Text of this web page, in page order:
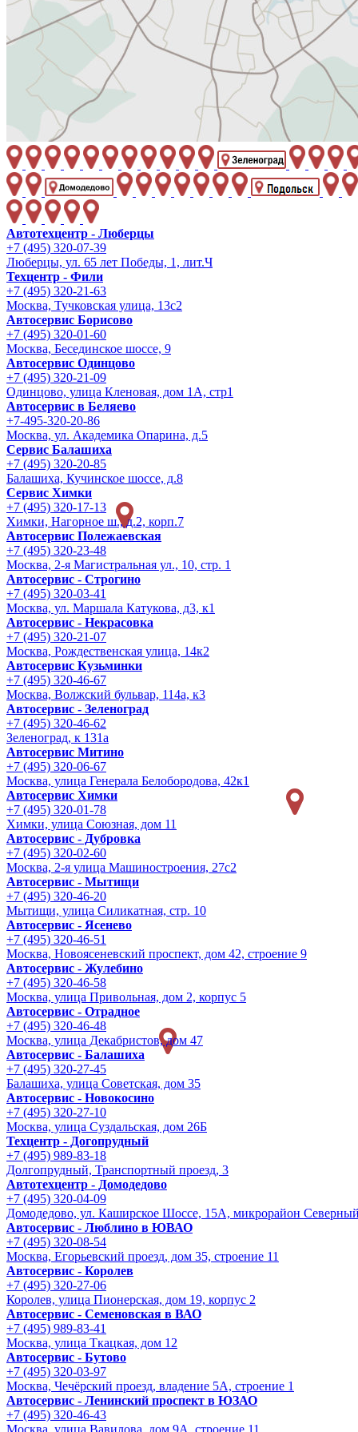
Автотехцентр - Люберцы
+7 (495) 320-07-39
Люберцы, ул. 65 лет Победы, 1, лит.Ч
Техцентр - Фили
+7 (495) 320-21-63
Москва, Тучковская улица, 13с2
Автосервис Борисово
+7 (495) 320-01-60
Москва, Бесединское шоссе, 9
Автосервис Одинцово
+7 (495) 320-21-09
Одинцово, улица Кленовая, дом 1А, стр1
Автосервис в Беляево
+7-495-320-20-86
Москва, ул. Академика Опарина, д.5
Сервис Балашиха
+7 (495) 320-20-85
Балашиха, Кучинское шоссе, д.8
Сервис Химки
+7 (495) 320-17-13
Химки, Нагорное ш., д.2, корп.7
Автосервис Полежаевская
+7 (495) 320-23-48
Москва, 2-я Магистральная ул., 10, стр. 1
Автосервис - Строгино
+7 (495) 320-03-41
Москва, ул. Маршала Катукова, д3, к1
Автосервис - Некрасовка
+7 (495) 320-21-07
Москва, Рождественская улица, 14к2
Автосервис Кузьминки
+7 (495) 320-46-67
Москва, Волжский бульвар, 114а, к3
Автосервис - Зеленоград
+7 (495) 320-46-62
Зеленоград, к 131а
Автосервис Митино
+7 (495) 320-06-67
Москва, улица Генерала Белобородова, 42к1
Автосервис Химки
+7 (495) 320-01-78
Химки, улица Союзная, дом 11
Автосервис - Дубровка
+7 (495) 320-02-60
Москва, 2-я улица Машиностроения, 27с2
Автосервис - Мытищи
+7 (495) 320-46-20
Мытищи, улица Силикатная, стр. 10
Автосервис - Ясенево
+7 (495) 320-46-51
Москва, Новоясеневский проспект, дом 42, строение 9
Автосервис - Жулебино
+7 (495) 320-46-58
Москва, улица Привольная, дом 2, корпус 5
Автосервис - Отрадное
+7 (495) 320-46-48
Москва, улица Декабристов, дом 47
Автосервис - Балашиха
+7 (495) 320-27-45
Балашиха, улица Советская, дом 35
Автосервис - Новокосино
+7 (495) 320-27-10
Москва, улица Суздальская, дом 26Б
Техцентр - Догопрудный
+7 (495) 989-83-18
Долгопрудный, Транспортный проезд, 3
Автотехцентр - Домодедово
+7 (495) 320-04-09
Домодедово, ул. Каширское Шоссе, 15А, микрорайон
Автосервис - Люблино в ЮВАО
+7 (495) 320-08-54
Москва, Егорьевский проезд, дом 35, строение 11
Автосервис - Королев
+7 (495) 320-27-06
Королев, улица Пионерская, дом 19, корпус 2
Автосервис - Семеновская в ВАО
+7 (495) 989-83-41
Москва, улица Ткацкая, дом 12
Автосервис - Бутово
+7 (495) 320-03-97
Москва, Чечёрский проезд, владение 5А, строение 1
Автосервис - Ленинский проспект в ЮЗАО
+7 (495) 320-46-43
Москва, улица Вавилова, дом 9A, строение 11